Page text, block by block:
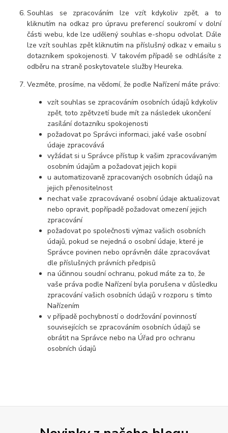
Souhlas se zpracováním lze vzít kdykoliv zpět, a to
kliknutím na odkaz pro úpravu preferencí soukromí v dolní
části webu, kde lze udělený souhlas e-shopu odvolat. Dále
lze vzít souhlas zpět kliknutím na příslušný odkaz v emailu s
dotazníkem spokojenosti. V takovém případě se odhlásíte z
odběru na straně poskytovatele služby Heureka.
Vezměte, prosíme, na vědomí, že podle Nařízení máte právo:
vzít souhlas se zpracováním osobních údajů kdykoliv
zpět, toto zpětvzetí bude mít za následek ukončení
zasílání dotazníku spokojenosti
požadovat po Správci informaci, jaké vaše osobní
údaje zpracovává
vyžádat si u Správce přístup k vašim zpracovávaným
osobním údajům a požadovat jejich kopii
u automatizovaně zpracovaných osobních údajů na
jejich přenositelnost
nechat vaše zpracovávané osobní údaje aktualizovat
nebo opravit, popřípadě požadovat omezení jejich
zpracování
požadovat po společnosti výmaz vašich osobních
údajů, pokud se nejedná o osobní údaje, které je
Správce povinen nebo oprávněn dále zpracovávat
dle příslušných právních předpisů
na účinnou soudní ochranu, pokud máte za to, že
vaše práva podle Nařízení byla porušena v důsledku
zpracování vašich osobních údajů v rozporu s tímto
Nařízením
v případě pochybností o dodržování povinností
souvisejících se zpracováním osobních údajů se
obrátit na Správce nebo na Úřad pro ochranu
osobních údajů